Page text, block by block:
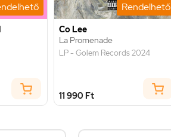
Rendelhető
Co Lee
La Promenade
LP - Golem Records 2024
11 990 Ft